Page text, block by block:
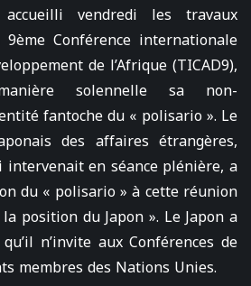
vendredi les travaux
Conférence internationale
de l’Afrique (TICAD9),
solennelle sa non-
fantoche du « polisario ». Le
des affaires étrangères,
intervenait en séance plénière, a
du « polisario » à cette réunion
position du Japon ». Le Japon a
n’invite aux Conférences de
membres des Nations Unies.